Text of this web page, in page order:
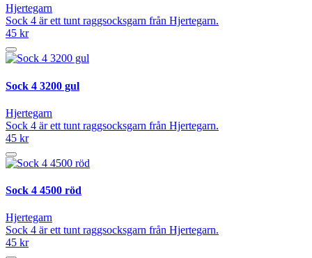
Hjertegarn
Sock 4 är ett tunt raggsocksgarn från Hjertegarn.
45 kr
Sock 4 3200 gul
Hjertegarn
Sock 4 är ett tunt raggsocksgarn från Hjertegarn.
45 kr
Sock 4 4500 röd
Hjertegarn
Sock 4 är ett tunt raggsocksgarn från Hjertegarn.
45 kr